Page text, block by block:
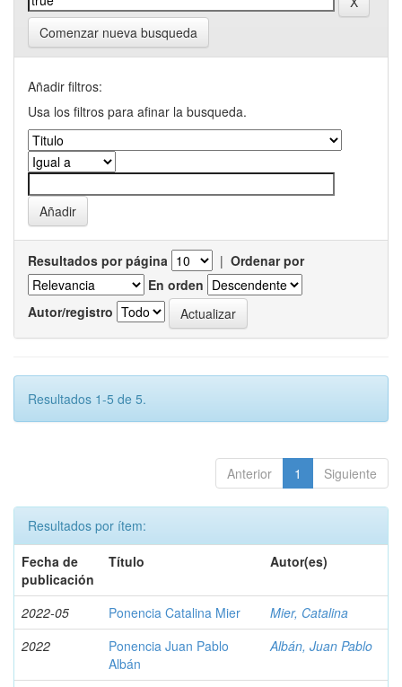
Comenzar nueva busqueda
Añadir filtros:
Usa los filtros para afinar la busqueda.
Resultados por página | Ordenar por
En orden
Autor/registro
Resultados 1-5 de 5.
Anterior 1 Siguiente
Resultados por ítem:
Fecha de
publicación
Título Autor(es)
2022-05 Ponencia Catalina Mier
Mier, Catalina
2022
Ponencia Juan Pablo
Albán
Albán, Juan Pablo